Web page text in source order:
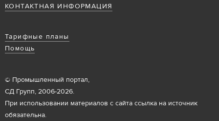
КОНТАКТНАЯ ИНФОРМАЦИЯ
Тарифные планы
Помощь
© Промышленный портал,
СД Групп, 2006-2026.
При использовании материалов с сайта ссылка на источник
обязательна.